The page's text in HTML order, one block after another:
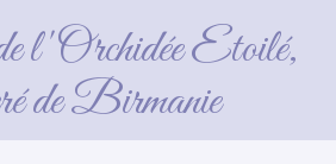
l'Orchidée Etoilé,
de Birmanie
9 semaines (réservé)